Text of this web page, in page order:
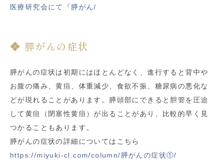
医療研究会にて『膵がん/
膵がんの症状
膵がんの症状は初期にはほとんどなく、進行すると背中や
お腹の痛み、黄疸、体重減少、食欲不振、糖尿病の悪化な
どが現れることがあります。膵頭部にできると胆管を圧迫
して黄疸（閉塞性黄疸）が出ることがあり、比較的早く見
つかることもあります。
膵がんの症状の詳細についてはこちら
https://miyuki-cl.com/column/膵がんの症状①/